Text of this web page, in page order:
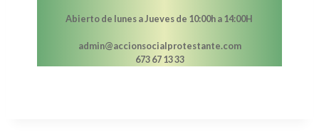
Abierto de lunes a Jueves de 10:00h a 14:00H
admin@accionsocialprotestante.com
673 67 13 33